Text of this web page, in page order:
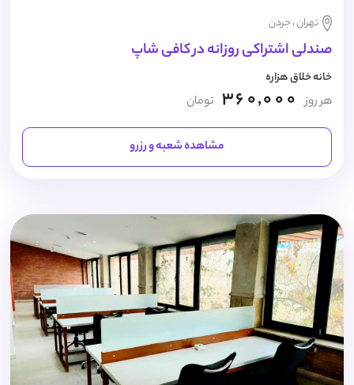
تهران ، جردن
صندلی اشتراکی روزانه در کافی شاپ
خانه خلاق هزاره
هر روز 360,000 تومان
مشاهده شعبه و رزرو